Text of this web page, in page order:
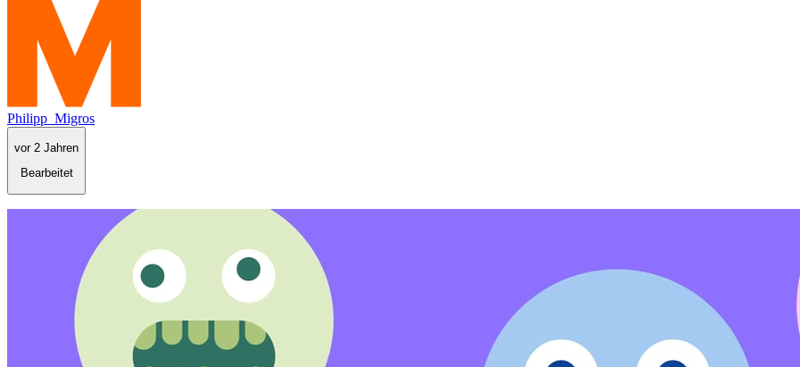
Philipp_Migros
vor 2 Jahren
Bearbeitet